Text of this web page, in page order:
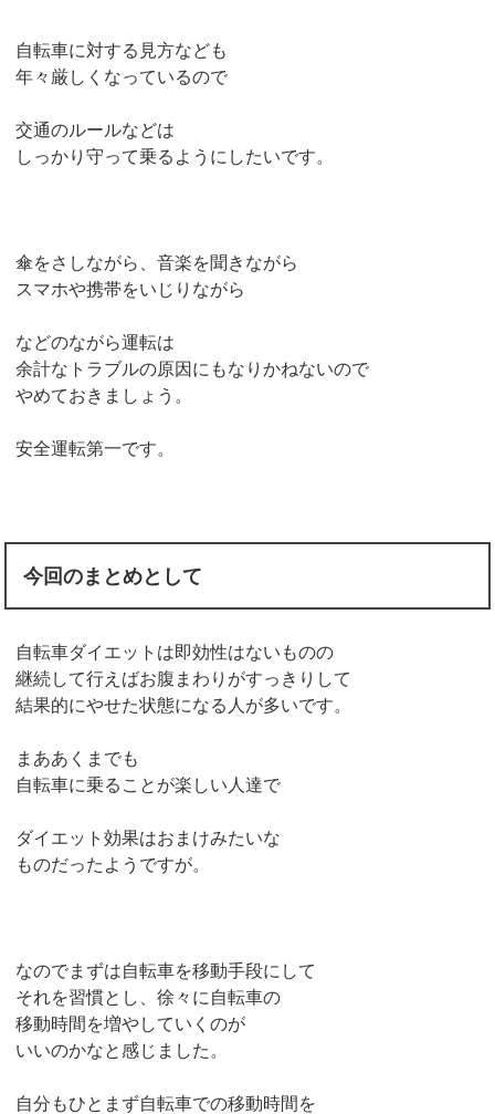
自転車に対する見方なども
年々厳しくなっているので
交通のルールなどは
しっかり守って乗るようにしたいです。
傘をさしながら、音楽を聞きながら
スマホや携帯をいじりながら
などのながら運転は
余計なトラブルの原因にもなりかねないので
やめておきましょう。
安全運転第一です。
今回のまとめとして
自転車ダイエットは即効性はないものの
継続して行えばお腹まわりがすっきりして
結果的にやせた状態になる人が多いです。
まああくまでも
自転車に乗ることが楽しい人達で
ダイエット効果はおまけみたいな
ものだったようですが。
なのでまずは自転車を移動手段にして
それを習慣とし、徐々に自転車の
移動時間を増やしていくのが
いいのかなと感じました。
自分もひとまず自転車での移動時間を